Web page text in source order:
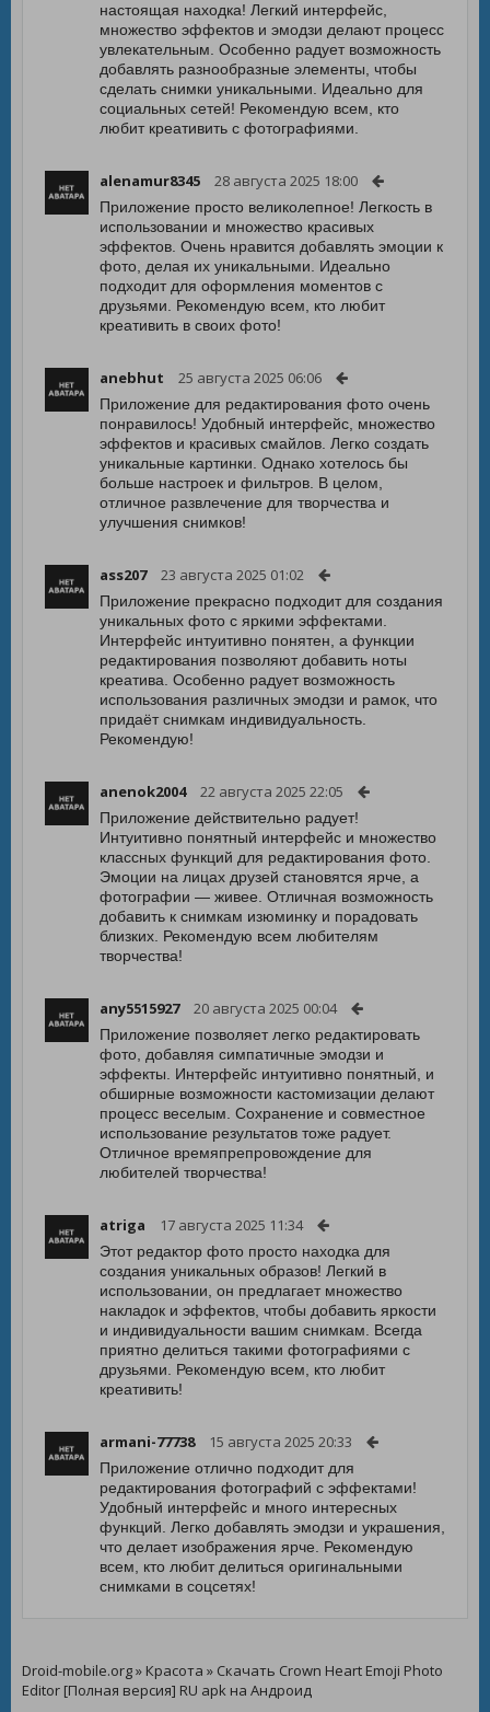
настоящая находка! Легкий интерфейс,
множество эффектов и эмодзи делают процесс
увлекательным. Особенно радует возможность
добавлять разнообразные элементы, чтобы
сделать снимки уникальными. Идеально для
социальных сетей! Рекомендую всем, кто
любит креативить с фотографиями.
alenamur8345 28 августа 2025 18:00
Приложение просто великолепное! Легкость в
использовании и множество красивых
эффектов. Очень нравится добавлять эмоции к
фото, делая их уникальными. Идеально
подходит для оформления моментов с
друзьями. Рекомендую всем, кто любит
креативить в своих фото!
anebhut 25 августа 2025 06:06
Приложение для редактирования фото очень
понравилось! Удобный интерфейс, множество
эффектов и красивых смайлов. Легко создать
уникальные картинки. Однако хотелось бы
больше настроек и фильтров. В целом,
отличное развлечение для творчества и
улучшения снимков!
ass207 23 августа 2025 01:02
Приложение прекрасно подходит для создания
уникальных фото с яркими эффектами.
Интерфейс интуитивно понятен, а функции
редактирования позволяют добавить ноты
креатива. Особенно радует возможность
использования различных эмодзи и рамок, что
придаёт снимкам индивидуальность.
Рекомендую!
anenok2004 22 августа 2025 22:05
Приложение действительно радует!
Интуитивно понятный интерфейс и множество
классных функций для редактирования фото.
Эмоции на лицах друзей становятся ярче, а
фотографии — живее. Отличная возможность
добавить к снимкам изюминку и порадовать
близких. Рекомендую всем любителям
творчества!
any5515927 20 августа 2025 00:04
Приложение позволяет легко редактировать
фото, добавляя симпатичные эмодзи и
эффекты. Интерфейс интуитивно понятный, и
обширные возможности кастомизации делают
процесс веселым. Сохранение и совместное
использование результатов тоже радует.
Отличное времяпрепровождение для
любителей творчества!
atriga 17 августа 2025 11:34
Этот редактор фото просто находка для
создания уникальных образов! Легкий в
использовании, он предлагает множество
накладок и эффектов, чтобы добавить яркости
и индивидуальности вашим снимкам. Всегда
приятно делиться такими фотографиями с
друзьями. Рекомендую всем, кто любит
креативить!
armani-77738 15 августа 2025 20:33
Приложение отлично подходит для
редактирования фотографий с эффектами!
Удобный интерфейс и много интересных
функций. Легко добавлять эмодзи и украшения,
что делает изображения ярче. Рекомендую
всем, кто любит делиться оригинальными
снимками в соцсетях!
Droid-mobile.org» Красота » Скачать Crown Heart Emoji Photo
Editor [Полная версия] RU apk на Андроид